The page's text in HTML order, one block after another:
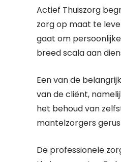
Actief Thuiszorg
zorg op maat te
gaat om
breed scala aan
Een van de
van de cliënt,
het behoud van
mantelzorgers
De professionele